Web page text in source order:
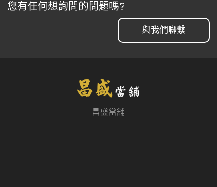
您有任何想詢問的問題嗎?
與我們聯繫
昌盛當舖